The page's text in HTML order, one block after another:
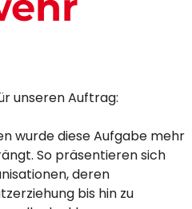
unseren Auftrag:
wurde diese Aufgabe mehr
So präsentieren sich
deren
bis hin zu